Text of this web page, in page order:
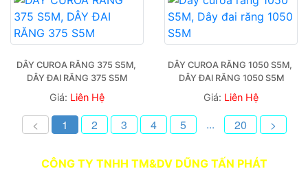
DÂY CUROA RĂNG 375 S5M,
DÂY ĐAI RĂNG 375 S5M
Giá: Liên Hệ
DÂY CUROA RĂNG 1050 S5M,
DÂY ĐAI RĂNG 1050 S5M
Giá: Liên Hệ
< 1 2 3 4 5 ... 20 >
CÔNG TY TNHH TM&DV DŨNG TẤN PHÁT